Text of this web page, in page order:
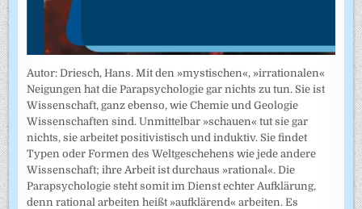
Autor: Driesch, Hans. Mit den »mystischen«, »irrationalen«
Neigungen hat die Parapsychologie gar nichts zu tun. Sie ist
Wissenschaft, ganz ebenso, wie Chemie und Geologie
Wissenschaften sind. Unmittelbar »schauen« tut sie gar
nichts, sie arbeitet positivistisch und induktiv. Sie findet
Typen oder Formen des Weltgeschehens wie jede andere
Wissenschaft; ihre Arbeit ist durchaus »rational«. Die
Parapsychologie steht somit im Dienst echter Aufklärung,
denn rational arbeiten heißt »aufklärend« arbeiten. Es